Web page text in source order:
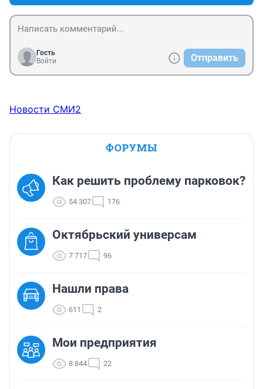
Гость
Войти
Отправить
Новости СМИ2
ФОРУМЫ
Как решить проблему парковок?
54 307 176
Октябрьский универсам
7 717 96
Нашли права
611 2
Мои предприятия
8 844 22